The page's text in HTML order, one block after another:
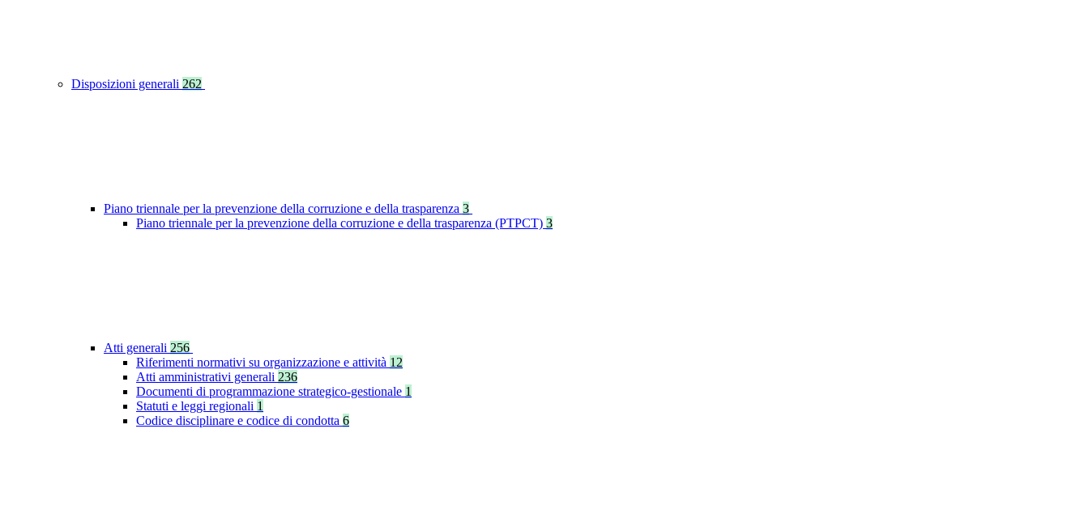
Disposizioni generali 262
Piano triennale per la prevenzione della corruzione e della trasparenza 3
Piano triennale per la prevenzione della corruzione e della trasparenza (PTPCT) 3
Atti generali 256
Riferimenti normativi su organizzazione e attività 12
Atti amministrativi generali 236
Documenti di programmazione strategico-gestionale 1
Statuti e leggi regionali 1
Codice disciplinare e codice di condotta 6